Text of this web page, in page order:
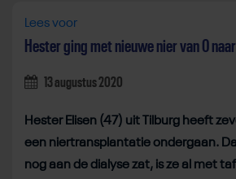
Lees voor
Hester ging met nieuwe nier van 0
13 augustus 2020
Hester Elisen (47) uit Tilburg heeft
een niertransplantatie ondergaan.
nog aan de dialyse zat, is ze al met